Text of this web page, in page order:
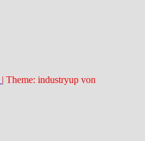
| Theme: industryup von